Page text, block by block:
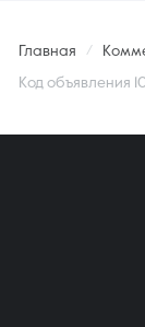
Главная
Код объявления